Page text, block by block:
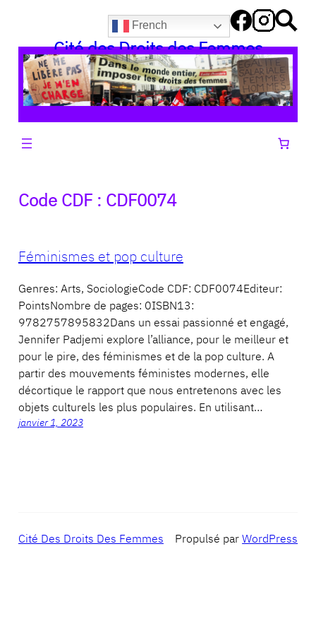
contenu
French
Cité des Droits des Femmes
Code CDF : CDF0074
Féminismes et pop culture
Genres: Arts, SociologieCode CDF: CDF0074Editeur:
PointsNombre de pages: 0ISBN13:
9782757895832Dans un essai passionné et engagé,
Jennifer Padjemi explore l’alliance, pour le meilleur et
pour le pire, des féminismes et de la pop culture. A
partir des mouvements féministes modernes, elle
décortique le rapport que nous entretenons avec les
objets culturels les plus populaires. En utilisant…
janvier 1, 2023
Cité Des Droits Des Femmes Propulsé parWordPress